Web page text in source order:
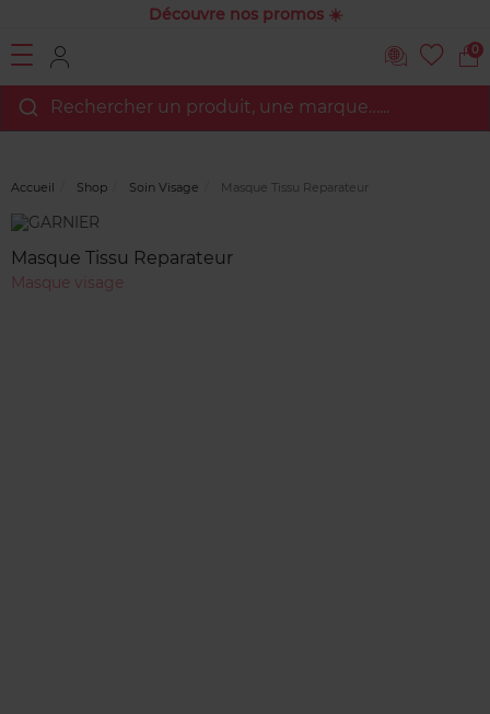
Découvre nos promos ☀️
0
Rechercher un produit, une marque…...
Accueil Shop Soin Visage Masque Tissu Reparateur
Marque
Masque Tissu Reparateur
Masque visage